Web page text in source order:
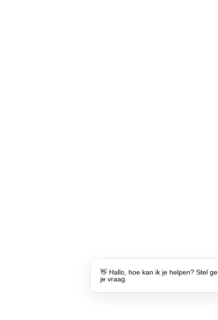
👋 Hallo, hoe kan ik je helpen? Stel
je vraag.